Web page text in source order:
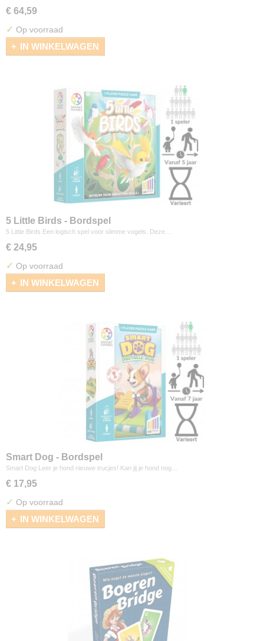
€ 64,59
✓ Op voorraad
IN WINKELWAGEN
5 Little Birds - Bordspel
5 Little Birds Een logisch spel voor slimme vogels. Deze…
€ 24,95
✓ Op voorraad
IN WINKELWAGEN
Smart Dog - Bordspel
Smart Dog Leer je hond nieuwe trucjes! Kan jij je hond nog…
€ 17,95
✓ Op voorraad
IN WINKELWAGEN